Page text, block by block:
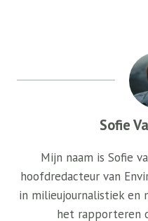
Sofie
Mijn naam is Sofie
hoofdredacteur van
in milieujournalistiek en
het rapporteren